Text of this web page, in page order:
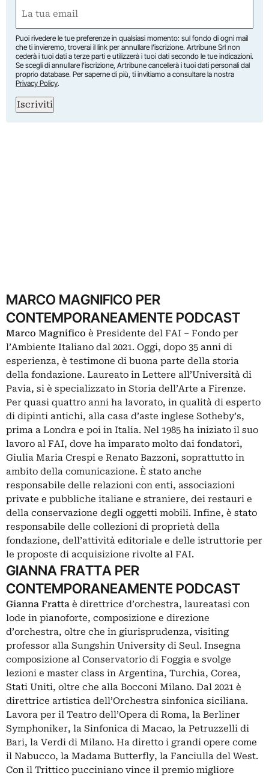
(Obbligatorio)
Puoi rivedere le tue preferenze in qualsiasi momento: sul fondo di ogni mail
che ti invieremo, troverai il link per annullare l’iscrizione. Artribune Srl non
cederà i tuoi dati a terze parti e utilizzerà i tuoi dati secondo le tue indicazioni.
Se scegli di annullare l’iscrizione, Artribune cancellerà i tuoi dati personali dal
proprio database. Per saperne di più, ti invitiamo a consultare la nostra
Privacy Policy.
Iscriviti
MARCO MAGNIFICO PER
CONTEMPORANEAMENTE PODCAST
Marco Magnifico è Presidente del FAI – Fondo per
l’Ambiente Italiano dal 2021. Oggi, dopo 35 anni di
esperienza, è testimone di buona parte della storia
della fondazione. Laureato in Lettere all’Università di
Pavia, si è specializzato in Storia dell’Arte a Firenze.
Per quasi quattro anni ha lavorato, in qualità di esperto
di dipinti antichi, alla casa d’aste inglese Sotheby’s,
prima a Londra e poi in Italia. Nel 1985 ha iniziato il suo
lavoro al FAI, dove ha imparato molto dai fondatori,
Giulia Maria Crespi e Renato Bazzoni, soprattutto in
ambito della comunicazione. È stato anche
responsabile delle relazioni con enti, associazioni
private e pubbliche italiane e straniere, dei restauri e
della conservazione degli oggetti mobili. Infine, è stato
responsabile delle collezioni di proprietà della
fondazione, dell’attività editoriale e delle istruttorie per
le proposte di acquisizione rivolte al FAI.
GIANNA FRATTA PER
CONTEMPORANEAMENTE PODCAST
Gianna Fratta è direttrice d’orchestra, laureatasi con
lode in pianoforte, composizione e direzione
d’orchestra, oltre che in giurisprudenza, visiting
professor alla Sungshin University di Seul. Insegna
composizione al Conservatorio di Foggia e svolge
lezioni e master class in Argentina, Turchia, Corea,
Stati Uniti, oltre che alla Bocconi Milano. Dal 2021 è
direttrice artistica dell’Orchestra sinfonica siciliana.
Lavora per il Teatro dell’Opera di Roma, la Berliner
Symphoniker, la Sinfonica di Macao, la Petruzzelli di
Bari, la Verdi di Milano. Ha diretto i grandi opere come
il Nabucco, la Madama Butterfly, la Fanciulla del West.
Con il Trittico pucciniano vince il premio migliore